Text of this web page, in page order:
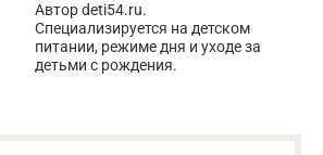
Автор deti54.ru.
Специализируется на детском
питании, режиме дня и уходе за
детьми с рождения.